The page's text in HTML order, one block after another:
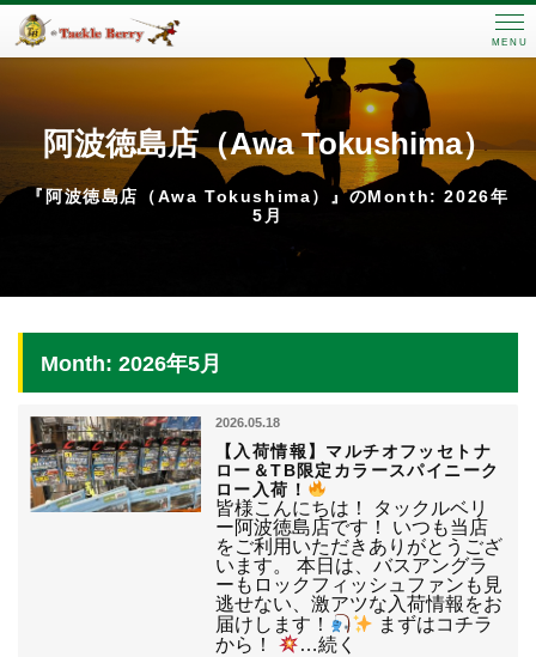
MENU
阿波徳島店（Awa Tokushima）
『阿波徳島店（Awa Tokushima）』のMonth: 2026年
5月
Month: 2026年5月
2026.05.18
【入荷情報】マルチオフッセトナ
ロー＆TB限定カラースパイニーク
ロー入荷！
皆様こんにちは！ タックルベリ
ー阿波徳島店です！ いつも当店
をご利用いただきありがとうござ
います。 本日は、バスアングラ
ーもロックフィッシュファンも見
逃せない、激アツな入荷情報をお
届けします！
まずはコチラ
から！
…続く